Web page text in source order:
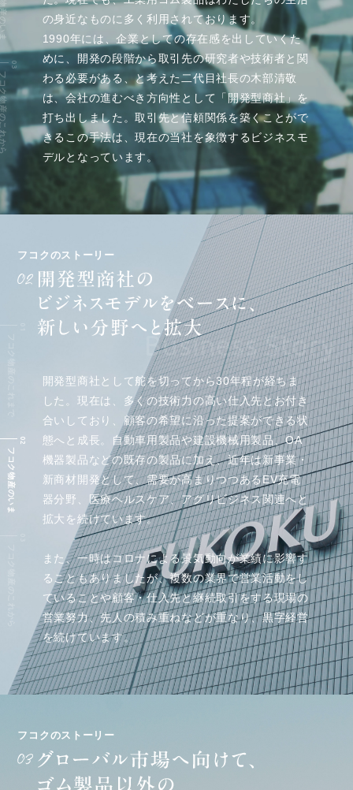
の身近なものに多く利用されております。
1990年には、企業としての存在感を出していくた
めに、開発の段階から取引先の研究者や技術者と関
わる必要がある、と考えた二代目社長の木部清敬
は、会社の進むべき方向性として「開発型商社」を
打ち出しました。取引先と信頼関係を築くことがで
きるこの手法は、現在の当社を象徴するビジネスモ
デルとなっています。
これから
フコクのストーリー
Business Story
開発型商社として舵を切ってから30年程が経ちま
した。現在は、多くの技術力の高い仕入先とお付き
合いしており、顧客の希望に沿った提案ができる状
態へと成長。自動車用製品や建設機械用製品、OA
機器製品などの既存の製品に加え、近年は新事業・
新商材開発として、需要が高まりつつあるEV充電
器分野、医療ヘルスケア、アグリビジネス関連へと
拡大を続けています。
また、一時はコロナによる景気動向が業績に影響す
ることもありましたが、複数の業界で営業活動をし
ていることや顧客・仕入先と継続取引をする現場の
営業努力、先人の積み重ねなどが重なり、黒字経営
を続けています。
フコク物産のいま
フコクのストーリー